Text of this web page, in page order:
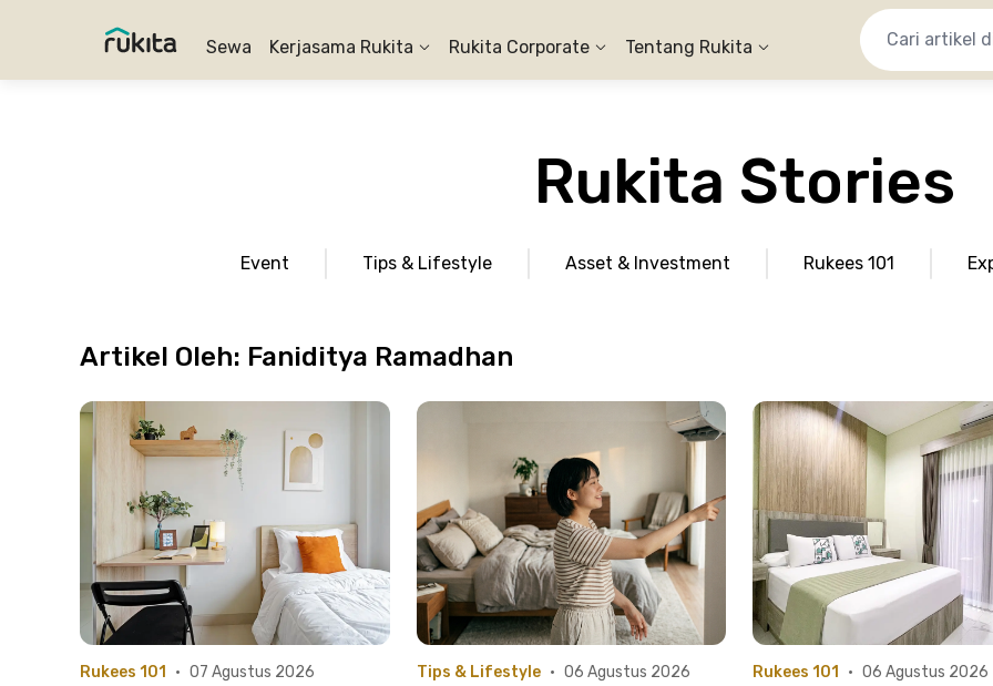
Sewa Kerjasama Rukita Rukita Corporate Tentang Rukita
Rukita Stories
Event Tips & Lifestyle Asset & Investment Rukees 101
Artikel Oleh: Faniditya Ramadhan
Rukees 101 • 07 Agustus 2026 Tips & Lifestyle • 06 Agustus 2026 Rukees 101 • 06 Agustus 2026